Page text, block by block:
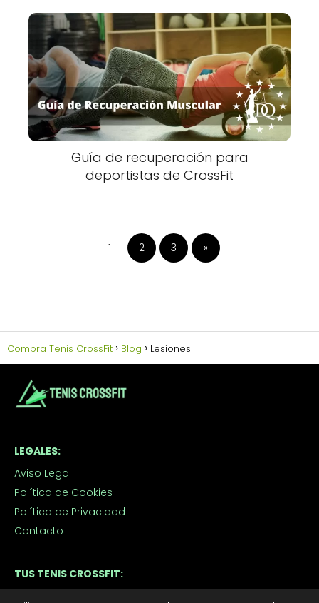
Guía de recuperación para
deportistas de CrossFit
1 2 3 »
Compra Tenis CrossFit Blog Lesiones
LEGALES:
Aviso Legal
Política de Cookies
Política de Privacidad
Contacto
TUS TENIS CROSSFIT: